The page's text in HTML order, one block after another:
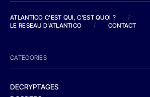
ATLANTICO C'EST QUI, C'EST QUOI ?
/
LE RESEAU D'ATLANTICO
/ CONTACT
CATEGORIES
DECRYPTAGES